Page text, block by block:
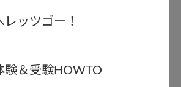
レッツゴー！
験＆受験HOWTO